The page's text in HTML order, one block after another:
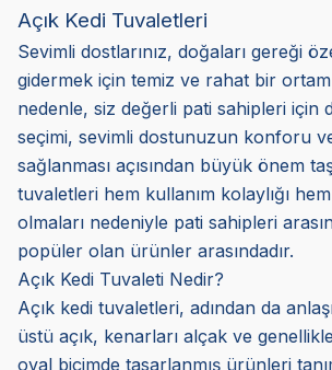
Açık Kedi Tuvaletleri
Sevimli dostlarınız, doğaları gereği
gidermek için temiz ve rahat bir
nedenle, siz değerli pati sahipleri için
seçimi, sevimli dostunuzun konforu
sağlanması açısından büyük önem
tuvaletleri hem kullanım kolaylığı
olmaları nedeniyle pati sahipleri
popüler olan ürünler arasındadır.
Açık Kedi Tuvaleti Nedir?
Açık kedi tuvaletleri, adından da
üstü açık, kenarları alçak ve
oval biçimde tasarlanmış ürünleri